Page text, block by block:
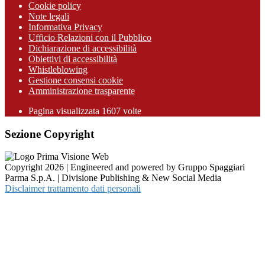
Cookie policy
Note legali
Informativa Privacy
Ufficio Relazioni con il Pubblico
Dichiarazione di accessibilità
Obiettivi di accessibilità
Whistleblowing
Gestione consensi cookie
Amministrazione trasparente
Pagina visualizzata 1607 volte
Sezione Copyright
Copyright 2026 | Engineered and powered by Gruppo Spaggiari
Parma S.p.A. | Divisione Publishing & New Social Media
Disclaimer trattamento dati personali